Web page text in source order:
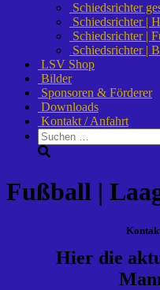
Schiedsrichter
Schiedsrichter |
Schiedsrichter |
Schiedsrichter |
LSV Shop
Bilder
Sponsoren & Förderer
Downloads
Kontakt / Anfahrt
Suchen
nach:
Fußball |
Hier die